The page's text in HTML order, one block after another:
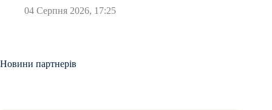
04 Серпня 2026, 17:25
Новини партнерів